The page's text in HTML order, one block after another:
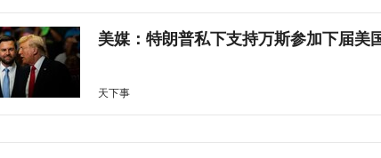
美媒：特朗普私下支持万斯参加下届美
天下事